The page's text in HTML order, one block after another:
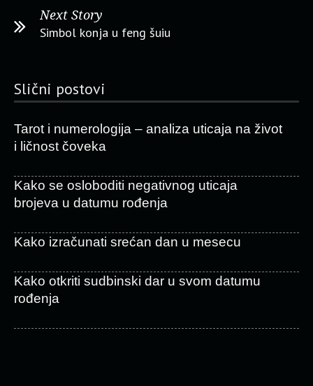
Next Story
Simbol konja u feng šuiu
Slični postovi
Tarot i numerologija – analiza uticaja na život
i ličnost čoveka
Kako se osloboditi negativnog uticaja
brojeva u datumu rođenja
Kako izračunati srećan dan u mesecu
Kako otkriti sudbinski dar u svom datumu
rođenja